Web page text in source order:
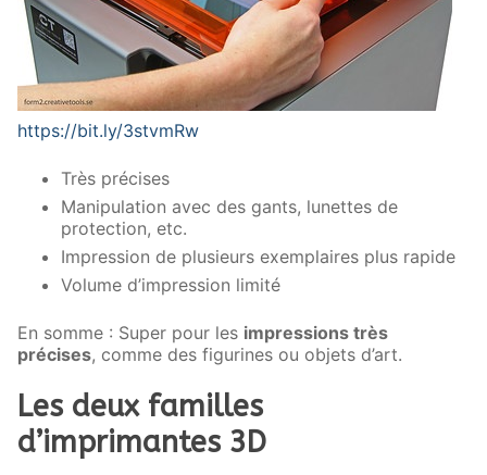
https://bit.ly/3stvmRw
Très précises
Manipulation avec des gants, lunettes de
protection, etc.
Impression de plusieurs exemplaires plus rapide
Volume d’impression limité
En somme : Super pour les impressions très
précises, comme des figurines ou objets d’art.
Les deux familles
d’imprimantes 3D